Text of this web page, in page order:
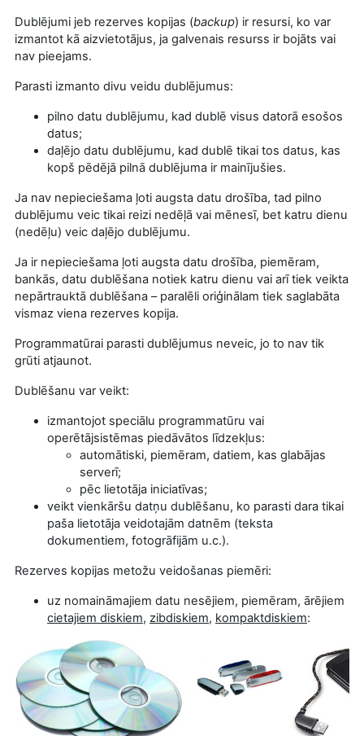
Dublējumi jeb rezerves kopijas (backup) ir resursi, ko var
izmantot kā aizvietotājus, ja galvenais resurss ir bojāts vai
nav pieejams.
Parasti izmanto divu veidu dublējumus:
pilno datu dublējumu, kad dublē visus datorā esošos
datus;
daļējo datu dublējumu, kad dublē tikai tos datus, kas
kopš pēdējā pilnā dublējuma ir mainījušies.
Ja nav nepieciešama ļoti augsta datu drošība, tad pilno
dublējumu veic tikai reizi nedēļā vai mēnesī, bet katru dienu
(nedēļu) veic daļējo dublējumu.
Ja ir nepieciešama ļoti augsta datu drošība, piemēram,
bankās, datu dublēšana notiek katru dienu vai arī tiek veikta
nepārtrauktā dublēšana – paralēli oriģinālam tiek saglabāta
vismaz viena rezerves kopija.
Programmatūrai parasti dublējumus neveic, jo to nav tik
grūti atjaunot.
Dublēšanu var veikt:
izmantojot speciālu programmatūru vai
operētājsistēmas piedāvātos līdzekļus:
automātiski, piemēram, datiem, kas glabājas
serverī;
pēc lietotāja iniciatīvas;
veikt vienkāršu datņu dublēšanu, ko parasti dara tikai
paša lietotāja veidotajām datnēm (teksta
dokumentiem, fotogrāfijām u.c.).
Rezerves kopijas metožu veidošanas piemēri:
uz nomaināmajiem datu nesējiem, piemēram, ārējiem
cietajiem diskiem, zibdiskiem, kompaktdiskiem: